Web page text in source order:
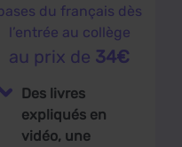
du français dès
l’entrée au collège
au prix de 34€
Des livres
expliqués en
vidéo, une